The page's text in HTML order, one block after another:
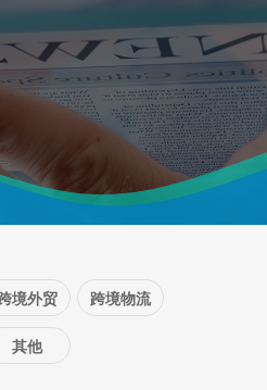
境外贸 跨境物流
其他